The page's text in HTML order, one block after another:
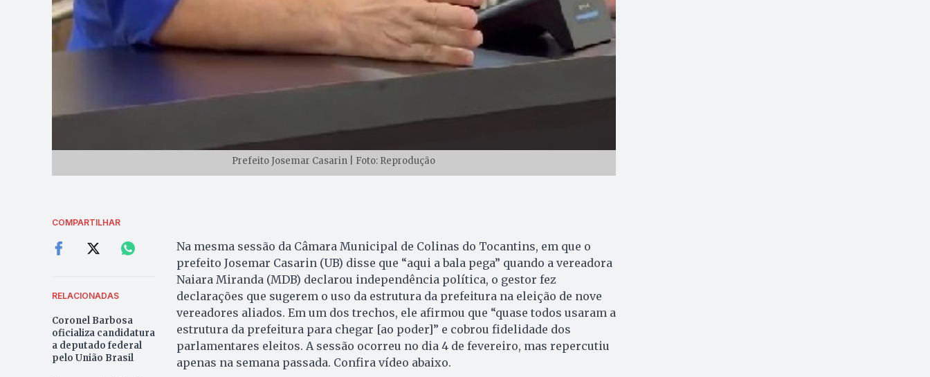
Prefeito Josemar Casarin | Foto: Reprodução
COMPARTILHAR
RELACIONADAS
Coronel Barbosa
oficializa candidatura
a deputado federal
pelo União Brasil
Na mesma sessão da Câmara Municipal de Colinas do Tocantins, em que o
prefeito Josemar Casarin (UB) disse que “aqui a bala pega” quando a vereadora
Naiara Miranda (MDB) declarou independência política, o gestor fez
declarações que sugerem o uso da estrutura da prefeitura na eleição de nove
vereadores aliados. Em um dos trechos, ele afirmou que “quase todos usaram a
estrutura da prefeitura para chegar [ao poder]” e cobrou fidelidade dos
parlamentares eleitos. A sessão ocorreu no dia 4 de fevereiro, mas repercutiu
apenas na semana passada. Confira vídeo abaixo.